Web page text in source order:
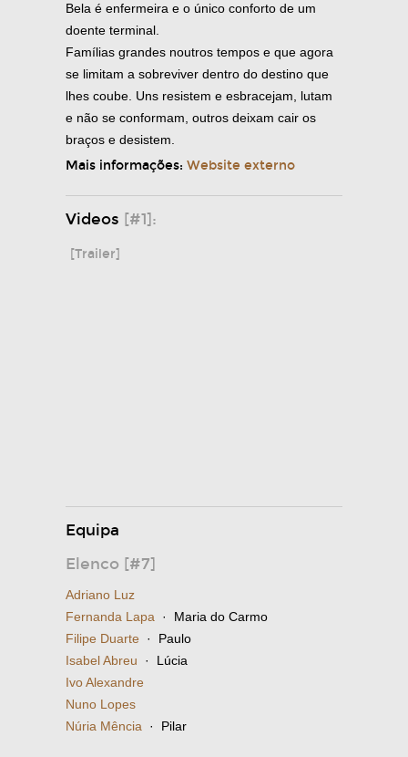
Bela é enfermeira e o único conforto de um
doente terminal.
Famílias grandes noutros tempos e que agora
se limitam a sobreviver dentro do destino que
lhes coube. Uns resistem e esbracejam, lutam
e não se conformam, outros deixam cair os
braços e desistem.
Mais informações: Website externo
Videos [#1]:
[Trailer]
Equipa
Elenco [#7]
Adriano Luz
Fernanda Lapa · Maria do Carmo
Filipe Duarte · Paulo
Isabel Abreu · Lúcia
Ivo Alexandre
Nuno Lopes
Núria Mência · Pilar